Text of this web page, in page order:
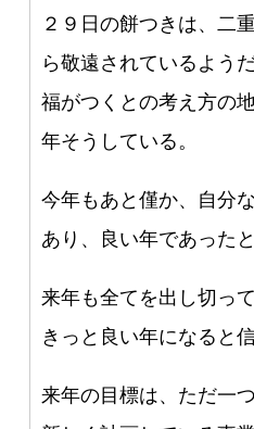
２９日の餅つきは、二
ら敬遠されているよう
福がつくとの考え方の
年そうしている。
今年もあと僅か、自分
あり、良い年であった
来年も全てを出し切っ
きっと良い年になると
来年の目標は、ただ一つ